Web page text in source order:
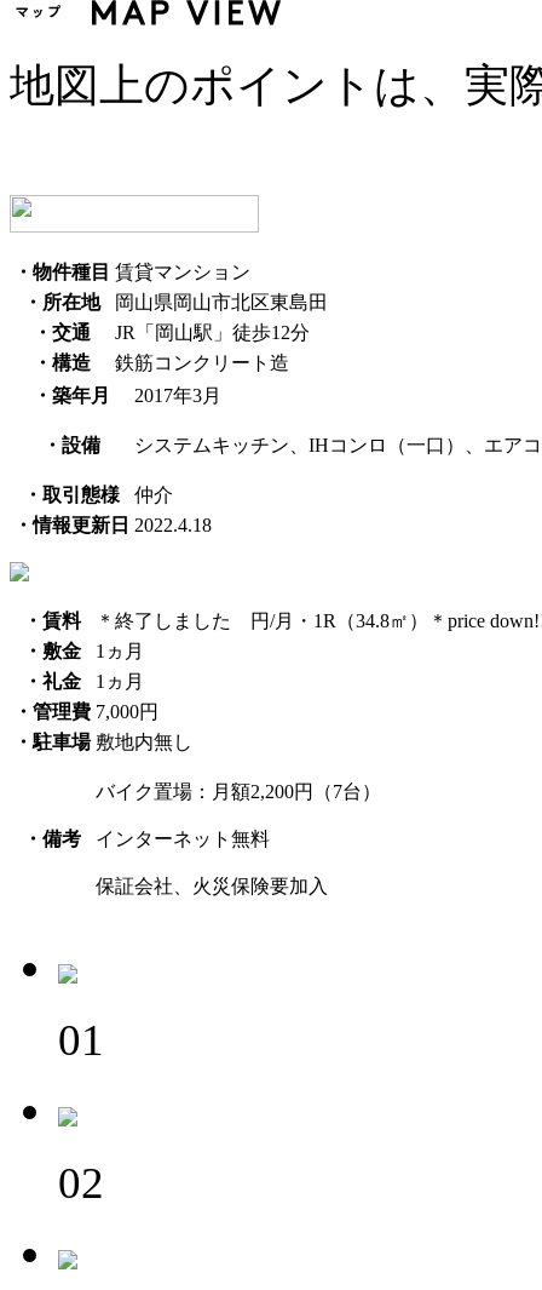
地図上のポイントは、実
・物件種目 賃貸マンション
・所在地
岡山県岡山市北区東島田
・交通
JR「岡山駅」徒歩12分
・構造
鉄筋コンクリート造
・築年月
2017年3月
・設備 システムキッチン、IHコンロ（一口）、エア
・取引態様
仲介
・情報更新日 2022.4.18
・賃料
＊終了しました 円/月・1R（34.8㎡）＊price
・敷金
1ヵ月
・礼金
1ヵ月
・管理費 7,000円
・駐車場 敷地内無し
・備考
バイク置場：月額2,200円（7台）
インターネット無料
保証会社、火災保険要加入
01
02